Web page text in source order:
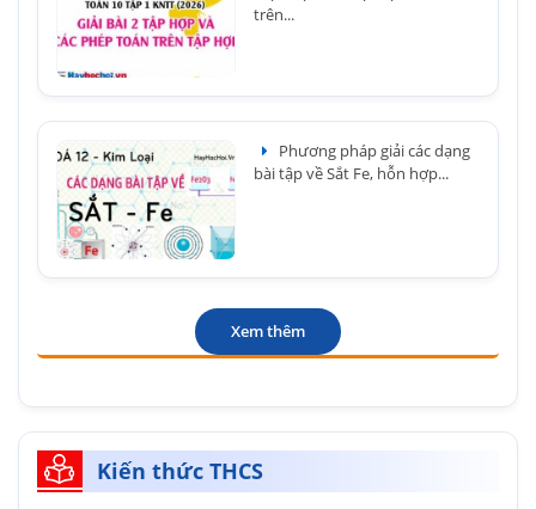
trên...
Phương pháp giải các dạng
bài tập về Sắt Fe, hỗn hợp...
Xem thêm
Kiến thức THCS